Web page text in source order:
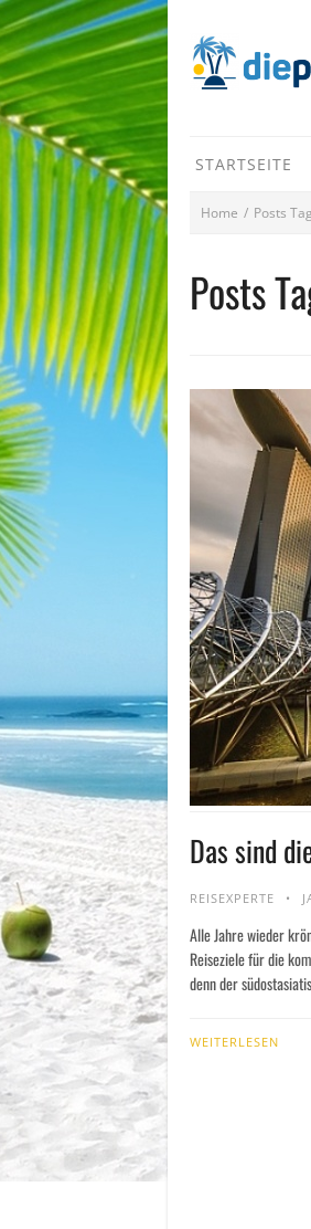
STARTSEITE
Home / Posts
Posts
Das sind
REISEXPERTE
Alle Jahre wieder
Reiseziele für die
denn der
WEITERLESEN